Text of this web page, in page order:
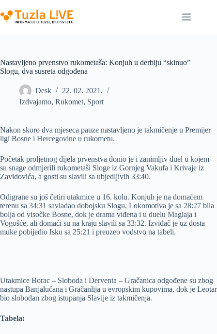
to
content
Nastavljeno prvenstvo rukometaša: Konjuh u derbiju “skinuo”
Slogu, dva susreta odgođena
Desk
22. 02. 2021.
Izdvajamo, Rukomet, Sport
Nakon skoro dva mjeseca pauze nastavljeno je takmičenje u Premijer
ligi Bosne i Hercegovine u rukometu.
Početak proljetnog dijela prvenstva donio je i zanimljiv duel u kojem
su snage odmjerili rukometaši Sloge iz Gornjeg Vakufa i Krivaje iz
Zavidovića, a gosti su slavili sa ubjedljivih 33:40.
Odigrane su još četiri utakmice u 16. kolu. Konjuh je na domaćem
terenu sa 34:31 savladao dobojsku Slogu, Lokomotiva je sa 28:27 bila
bolja od visočke Bosne, dok je drama viđena i u duelu Maglaja i
Vogošće, ali domaći su na kraju slavili sa 33:32. Izviđač je uz dosta
muke pobijedio Isku sa 25:21 i preuzeo vodstvo na tabeli.
Utakmice Borac – Sloboda i Derventa – Gračanica odgođene su zbog
nastupa Banjalučana i Gračanlija u evropskim kupovima, dok je Leotar
bio slobodan zbog istupanja Slavije iz takmičenja.
Tabela: